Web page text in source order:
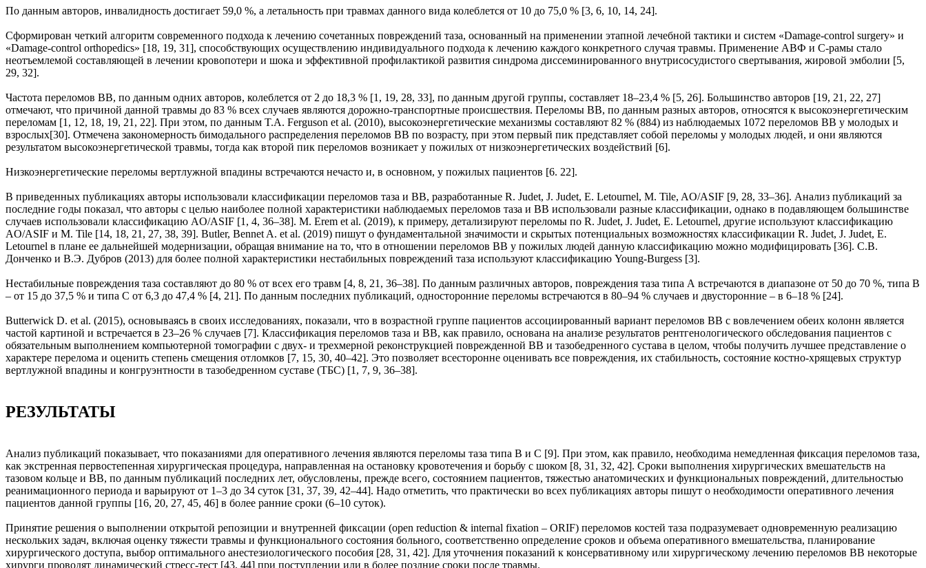
По данным авторов, инвалидность достигает 59,0 %, а летальность при травмах данного вида колеблется от 10 до 75,0 % [3, 6, 10, 14, 24].
Сформирован четкий алгоритм современного подхода к лечению сочетанных повреждений таза, основанный на применении этапной лечебной тактики и систем «Damage-control surgery» и
«Damage-control orthopedics» [18, 19, 31], способствующих осуществлению индивидуального подхода к лечению каждого конкретного случая травмы. Применение АВФ и С-рамы стало
неотъемлемой составляющей в лечении кровопотери и шока и эффективной профилактикой развития синдрома диссеминированного внутрисосудистого свертывания, жировой эмболии [5,
29, 32].
Частота переломов ВВ, по данным одних авторов, колеблется от 2 до 18,3 % [1, 19, 28, 33], по данным другой группы, составляет 18–23,4 % [5, 26]. Большинство авторов [19, 21, 22, 27]
отмечают, что причиной данной травмы до 83 % всех случаев являются дорожно-транспортные происшествия. Переломы ВВ, по данным разных авторов, относятся к высокоэнергетическим
переломам [1, 12, 18, 19, 21, 22]. При этом, по данным T.A. Ferguson et al. (2010), высокоэнергетические механизмы составляют 82 % (884) из наблюдаемых 1072 переломов ВВ у молодых и
взрослых[30]. Отмечена закономерность бимодального распределения переломов ВВ по возрасту, при этом первый пик представляет собой переломы у молодых людей, и они являются
результатом высокоэнергетической травмы, тогда как второй пик переломов возникает у пожилых от низкоэнергетических воздействий [6].
Низкоэнергетические переломы вертлужной впадины встречаются нечасто и, в основном, у пожилых пациентов [6. 22].
В приведенных публикациях авторы использовали классификации переломов таза и ВВ, разработанные R. Judet, J. Judet, Е. Letournel, М. Tile, AO/ASIF [9, 28, 33–36]. Анализ публикаций за
последние годы показал, что авторы с целью наиболее полной характеристики наблюдаемых переломов таза и ВВ использовали разные классификации, однако в подавляющем большинстве
случаев использовали классификацию AO/ASIF [1, 4, 36–38]. M. Erem et al. (2019), к примеру, детализируют переломы по R. Judet, J. Judet, E. Letournel, другие используют классификацию
AO/ASIF и М. Tile [14, 18, 21, 27, 38, 39]. Butler, Bennet A. et al. (2019) пишут о фундаментальной значимости и скрытых потенциальных возможностях классификации R. Judet, J. Judet, E.
Letournel в плане ее дальнейшей модернизации, обращая внимание на то, что в отношении переломов ВВ у пожилых людей данную классификацию можно модифицировать [36]. С.В.
Донченко и В.Э. Дубров (2013) для более полной характеристики нестабильных повреждений таза используют классификацию Young-Burgess [3].
Нестабильные повреждения таза составляют до 80 % от всех его травм [4, 8, 21, 36–38]. По данным различных авторов, повреждения таза типа А встречаются в диапазоне от 50 до 70 %, типа В
– от 15 до 37,5 % и типа С от 6,3 до 47,4 % [4, 21]. По данным последних публикаций, односторонние переломы встречаются в 80–94 % случаев и двусторонние – в 6–18 % [24].
Butterwick D. et al. (2015), основываясь в своих исследованиях, показали, что в возрастной группе пациентов ассоциированный вариант переломов ВВ с вовлечением обеих колонн является
частой картиной и встречается в 23–26 % случаев [7]. Классификация переломов таза и ВВ, как правило, основана на анализе результатов рентгенологического обследования пациентов с
обязательным выполнением компьютерной томографии с двух- и трехмерной реконструкцией поврежденной ВВ и тазобедренного сустава в целом, чтобы получить лучшее представление о
характере перелома и оценить степень смещения отломков [7, 15, 30, 40–42]. Это позволяет всесторонне оценивать все повреждения, их стабильность, состояние костно-хрящевых структур
вертлужной впадины и конгруэнтности в тазобедренном суставе (ТБС) [1, 7, 9, 36–38].
РЕЗУЛЬТАТЫ
Анализ публикаций показывает, что показаниями для оперативного лечения являются переломы таза типа В и С [9]. При этом, как правило, необходима немедленная фиксация переломов таза,
как экстренная первостепенная хирургическая процедура, направленная на остановку кровотечения и борьбу с шоком [8, 31, 32, 42]. Сроки выполнения хирургических вмешательств на
тазовом кольце и ВВ, по данным публикаций последних лет, обусловлены, прежде всего, состоянием пациентов, тяжестью анатомических и функциональных повреждений, длительностью
реанимационного периода и варьируют от 1–3 до 34 суток [31, 37, 39, 42–44]. Надо отметить, что практически во всех публикациях авторы пишут о необходимости оперативного лечения
пациентов данной группы [16, 20, 27, 45, 46] в более ранние сроки (6–10 суток).
Принятие решения о выполнении открытой репозиции и внутренней фиксации (open reduction & internal fixation – ORIF) переломов костей таза подразумевает одновременную реализацию
нескольких задач, включая оценку тяжести травмы и функционального состояния больного, соответственно определение сроков и объема оперативного вмешательства, планирование
хирургического доступа, выбор оптимального анестезиологического пособия [28, 31, 42]. Для уточнения показаний к консервативному или хирургическому лечению переломов ВВ некоторые
хирурги проводят динамический стресс-тест [43, 44] при поступлении или в более поздние сроки после травмы.